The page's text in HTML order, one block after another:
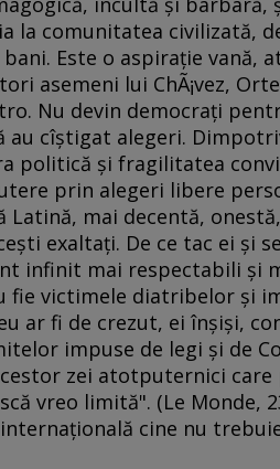
la comunitatea civilizată,
Este o aspiraţie vană,
asemeni lui ChÃ¡vez,
Nu devin democraţi
au cîştigat alegeri.
politică şi fragilitatea
prin alegeri libere
Latină, mai decentă,
exaltaţi. De ce tac ei şi
infinit mai respectabili şi
fie victimele diatribelor şi
ar fi de crezut, ei înşişi,
impuse de legi şi de
zei atotputernici
vreo limită". (Le Monde,
cine nu